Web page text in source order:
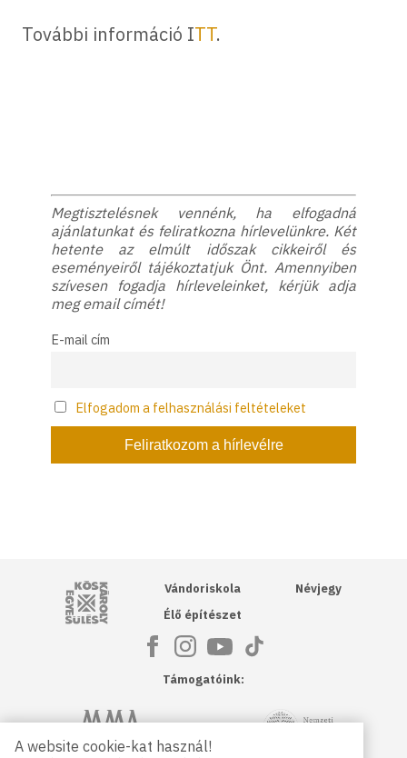
További információ ITT.
Megtisztelésnek vennénk, ha elfogadná
ajánlatunkat és feliratkozna hírlevelünkre. Két
hetente az elmúlt időszak cikkeiről és
eseményeiről tájékoztatjuk Önt. Amennyiben
szívesen fogadja hírleveleinket, kérjük adja
meg email címét!
E-mail cím
Elfogadom a felhasználási feltételeket
Kós Károly Egyesülés
Vándoriskola
Élő építészet
Névjegy
Támogatóink:
Magyar Művészeti Akadémia NKA
A website cookie-kat használ!